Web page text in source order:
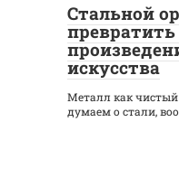
Стальной
искусства
Металл как
думаем о стали,